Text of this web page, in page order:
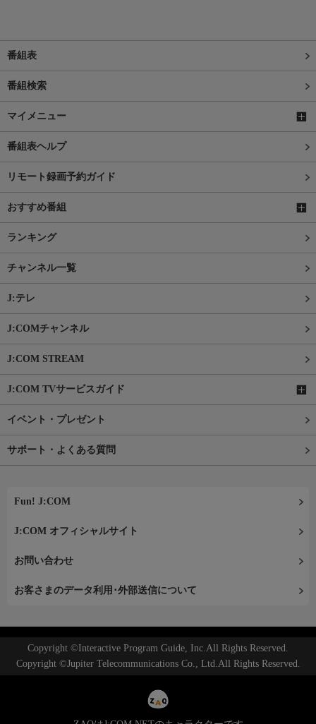
番組表
番組検索
マイメニュー
番組表ヘルプ
リモート録画予約ガイド
おすすめ番組
ランキング
チャンネル一覧
J:テレ
J:COMチャンネル
J:COM STREAM
J:COM TVサービスガイド
イベント・プレゼント
サポート・よくある質問
Fun! J:COM
J:COM オフィシャルサイト
お問い合わせ
お客さまのデータ利用･外部送信について
Copyright ©Interactive Program Guide, Inc.All Rights Reserved.
Copyright ©Jupiter Telecommunications Co., Ltd.All Rights Reserved.